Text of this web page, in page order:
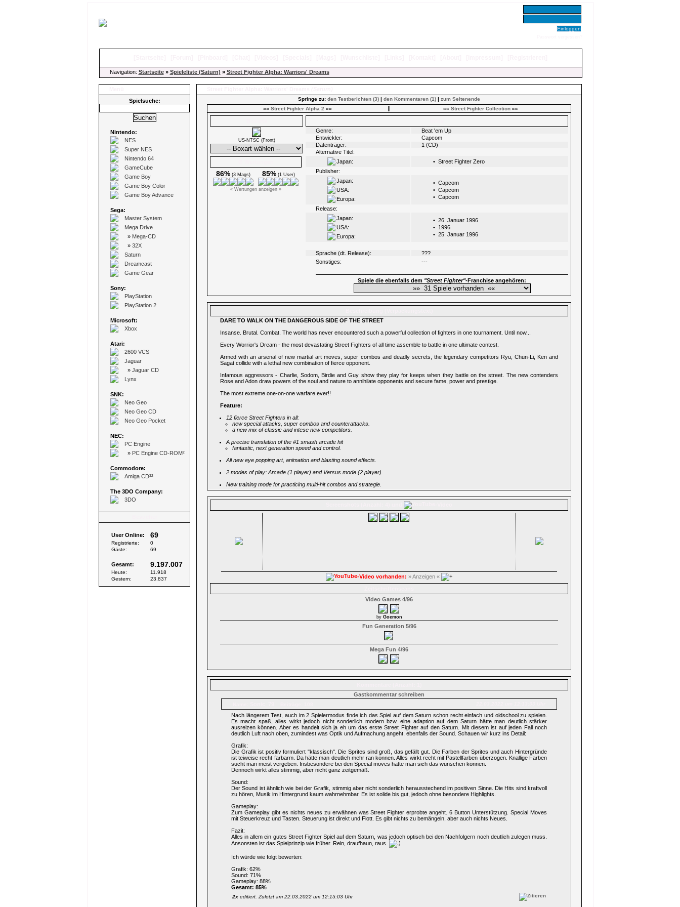
Navigation: Startseite» Spieleliste (Saturn) » Street Fighter Alpha: Warriors' Dreams
Spielsuche:
Nintendo:
NES
Super NES
Nintendo 64
GameCube
Game Boy
Game Boy Color
Game Boy Advance
Sega:
Master System
Mega Drive
» Mega-CD
» 32X
Saturn
Dreamcast
Game Gear
Sony:
PlayStation
PlayStation 2
Microsoft:
Xbox
Atari:
2600 VCS
Jaguar
» Jaguar CD
Lynx
SNK:
Neo Geo
Neo Geo CD
Neo Geo Pocket
NEC:
PC Engine
» PC Engine CD-ROM²
Commodore:
Amiga CD³²
The 3DO Company:
3DO
User Online: 69
Registrierte:
0
Gäste:
69
Gesamt: 9.197.007
Heute:
11.918
Gestern:
23.837
Springe zu: den Testberichten (3) | den Kommentaren (1) | zum Seitenende
«« Street Fighter Alpha 2 «« »» Street Fighter Collection »»
US-NTSC (Front)
86% (3 Mags) 85% (1 User)
« Wertungen anzeigen »
Genre:
Beat 'em Up
Entwickler:
Capcom
Datenträger:
1 (CD)
Alternative Titel:
Japan:
• Street Fighter Zero
Publisher:
Japan:
USA:
Europa:
• Capcom
• Capcom
• Capcom
Release:
Japan:
USA:
Europa:
• 26. Januar 1996
• 1996
• 25. Januar 1996
Sprache (dt. Release):
???
Sonstiges:
---
Spiele die ebenfalls dem "Street Fighter"-Franchise angehören:
DARE TO WALK ON THE DANGEROUS SIDE OF THE STREET
Insanse. Brutal. Combat. The world has never encountered such a powerful collection of fighters in one tournament. Until now...
Every Worrior's Dream - the most devastating Street Fighters of all time assemble to battle in one ultimate contest.
Armed with an arsenal of new martial art moves, super combos and deadly secrets, the legendary competitors Ryu, Chun-Li, Ken and
Sagat collide with a lethal new combination of fierce opponent.
Infamous aggressors - Charlie, Sodom, Birdie and Guy show they play for keeps when they battle on the street. The new contenders
Rose and Adon draw powers of the soul and nature to annihilate opponents and secure fame, power and prestige.
The most extreme one-on-one warfare ever!!
Feature:
12 fierce Street Fighters in all:
new special attacks, super combos and counterattacks.
a new mix of classic and intese new competitors.
A precise translation of the #1 smash arcade hit
fantastic, next generation speed and control.
All new eye popping art, animation and blasting sound effects.
2 modes of play: Arcade (1 player) and Versus mode (2 player).
New training mode for practicing multi-hit combos and strategie.
-Video vorhanden: » Anzeigen «
Video Games 4/96
by Goemon
Fun Generation 5/96
Mega Fun 4/96
Gastkommentar schreiben
Nach längerem Test, auch im 2 Spielermodus finde ich das Spiel auf dem Saturn schon recht einfach und oldschool zu spielen.
Es macht spaß, alles wirkt jedoch nicht sonderlich modern bzw. eine adaption auf dem Saturn hätte man deutlich stärker
ausreizen können. Aber es handelt sich ja eh um das erste Street Fighter auf den Saturn. Mit diesem ist auf jeden Fall noch
deutlich Luft nach oben, zumindest was Optik und Aufmachung angeht, ebenfalls der Sound. Schauen wir kurz ins Detail:
Grafik:
Die Grafik ist positiv formuliert "klassisch". Die Sprites sind groß, das gefällt gut. Die Farben der Sprites und auch Hintergründe
ist teiweise recht farbarm. Da hätte man deutlich mehr ran können. Alles wirkt recht mit Pastellfarben überzogen. Knallige Farben
sucht man meist vergeben. Insbesondere bei den Special moves hätte man sich das wünschen können.
Dennoch wirkt alles stimmig, aber nicht ganz zeitgemäß.
Sound:
Der Sound ist ähnlich wie bei der Grafik, stimmig aber nicht sonderlich herausstechend im positiven Sinne. Die Hits sind kraftvoll
zu hören, Musik im Hintergrund kaum wahrnehmbar. Es ist solide bis gut, jedoch ohne besondere Highlights.
Gameplay:
Zum Gameplay gibt es nichts neues zu erwähnen was Street Fighter erprobte angeht. 6 Button Unterstützung. Special Moves
mit Steuerkreuz und Tasten. Steuerung ist direkt und Flott. Es gibt nichts zu bemängeln, aber auch nichts Neues.
Fazit:
Alles in allem ein gutes Street Fighter Spiel auf dem Saturn, was jedoch optisch bei den Nachfolgern noch deutlich zulegen muss.
Ansonsten ist das Spielprinzip wie früher. Rein, draufhaun, raus.
Ich würde wie folgt bewerten:
Grafik: 62%
Sound: 71%
Gameplay: 88%
Gesamt: 85%
2x editiert. Zuletzt am 22.03.2022 um 12:15:03 Uhr